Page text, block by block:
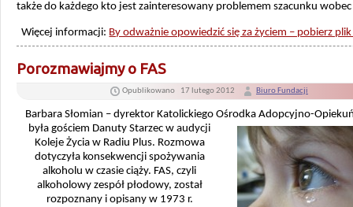
także do każdego kto jest zainteresowany problemem szacunku wobec
Więcej informacji: By odważnie opowiedzić się za życiem – pobierz
Porozmawiajmy o FAS
Opublikowano 17 lutego 2012 Biuro Fundacji
Barbara Słomian – dyrektor Katolickiego OśrodkaAdopcyjno-
była gościem Danuty Starzec w audycji
Koleje Życia w Radiu Plus. Rozmowa
dotyczyła konsekwencji spożywania
alkoholu w czasie ciąży. FAS, czyli
alkoholowy zespół płodowy, został
rozpoznany i opisany w 1973 r.